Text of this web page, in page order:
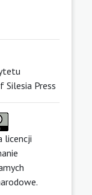
Silesia Press
licencji
.